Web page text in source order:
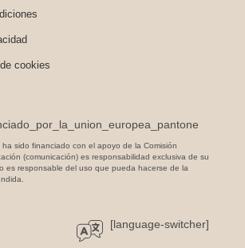
cookies
sido financiado con el apoyo de la Comisión
(comunicación) es responsabilidad exclusiva de su
es responsable del uso que pueda hacerse de la
[language-switcher]